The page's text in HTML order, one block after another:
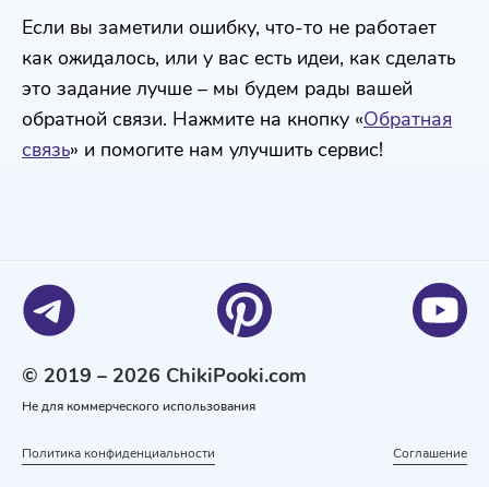
Если вы заметили ошибку, что-то не работает
как ожидалось, или у вас есть идеи, как сделать
это задание лучше – мы будем рады вашей
обратной связи. Нажмите на кнопку «Обратная
связь» и помогите нам улучшить сервис!
© 2019 – 2026 ChikiPooki.com
Не для коммерческого использования
Политика конфиденциальности Соглашение